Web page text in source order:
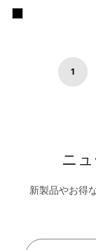
1
ニ
新製品やお得